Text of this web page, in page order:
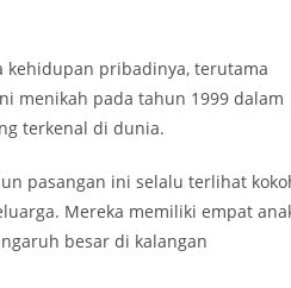
kehidupan pribadinya, terutama
menikah pada tahun 1999 dalam
terkenal di dunia.
pasangan ini selalu terlihat
Mereka memiliki empat
besar di kalangan